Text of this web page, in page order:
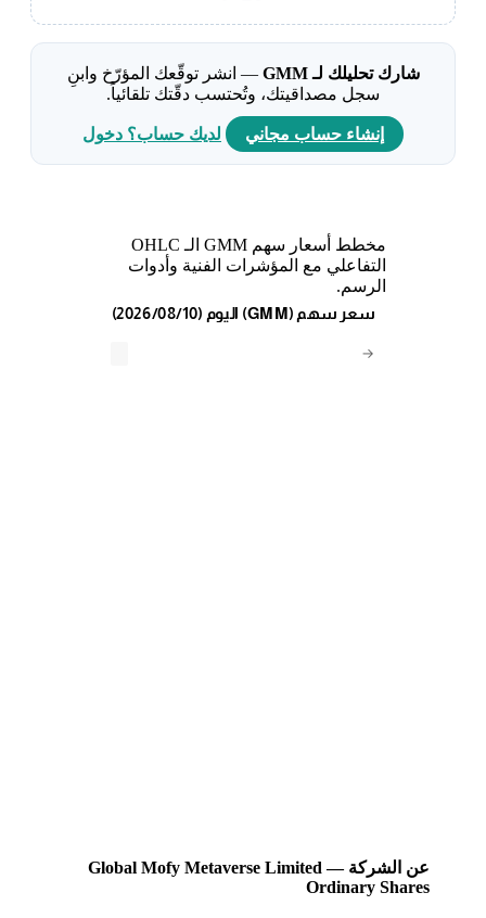
شارك تحليلك لـ GMM
— انشر توقّعك المؤرّخ وابنِ
سجل مصداقيتك، وتُحتسب دقّتك تلقائياً.
إنشاء حساب مجاني لديك حساب؟ دخول
مخطط أسعار سهم GMM الـ OHLC
التفاعلي مع المؤشرات الفنية وأدوات
الرسم.
→
(2026/08/10) اليوم (GMM) سعر سهم
عن الشركة — Global Mofy Metaverse Limited
Ordinary Shares